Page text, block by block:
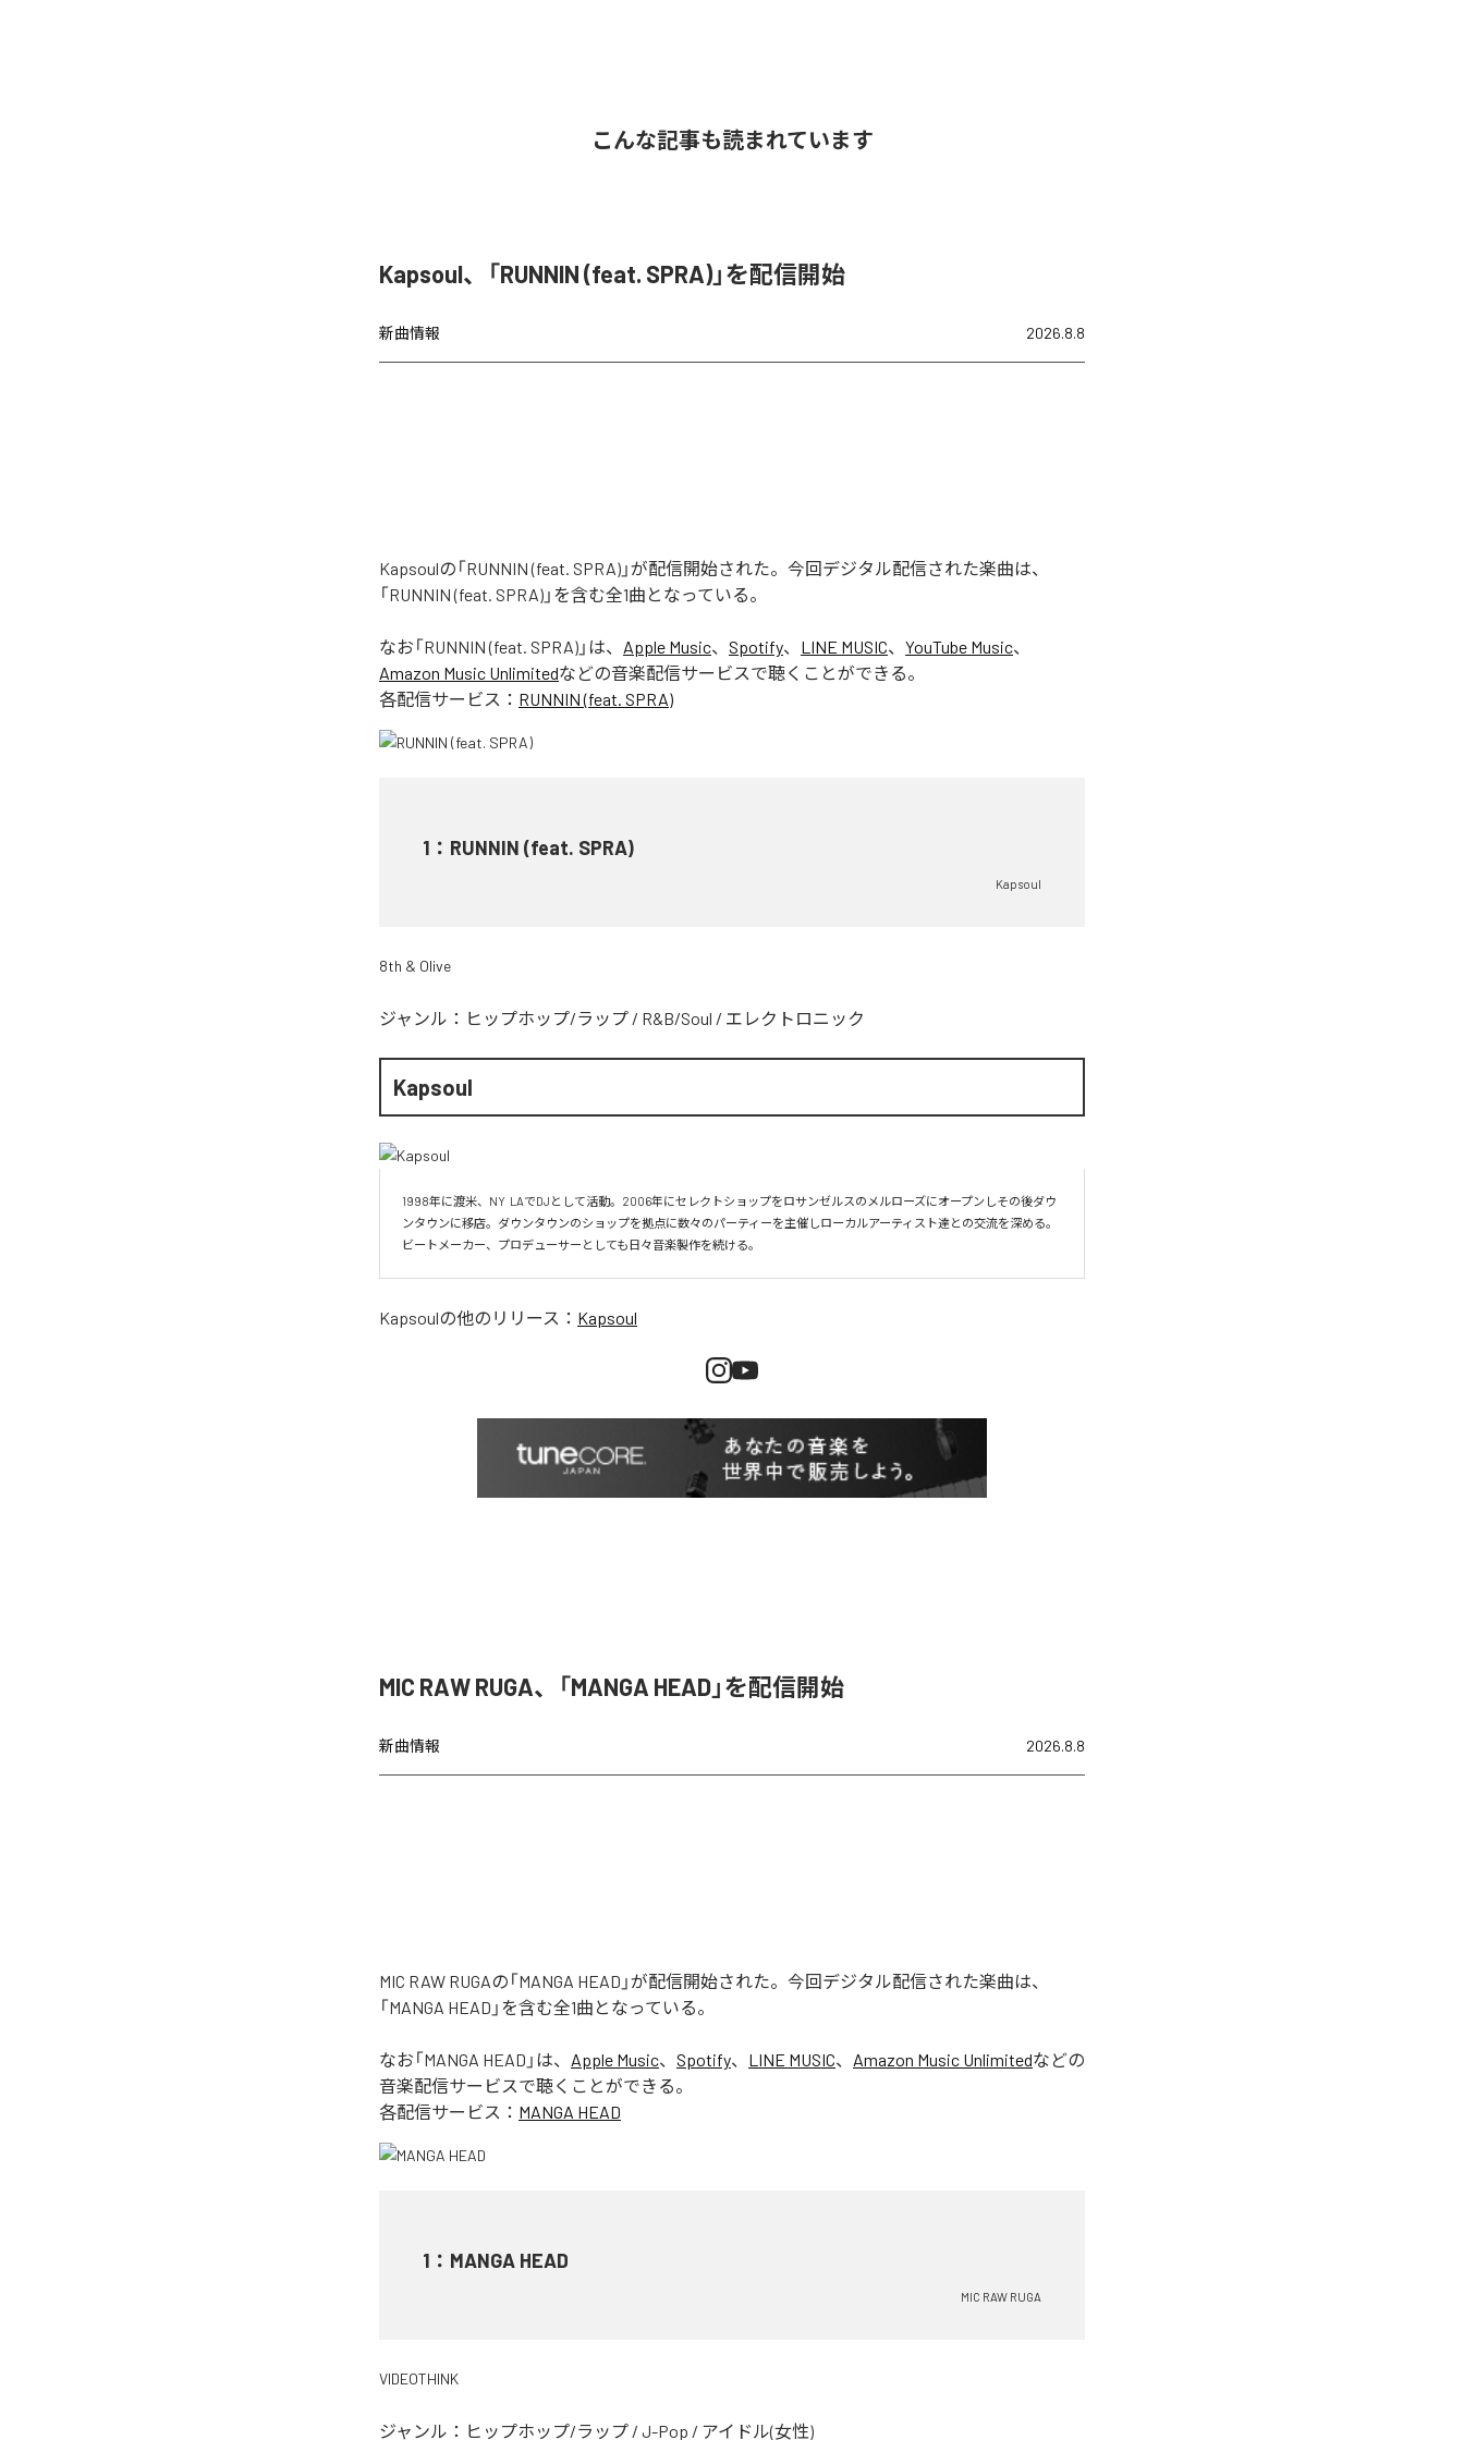
こんな記事も読まれています
Kapsoul、「RUNNIN (feat. SPRA)」を配信開始
新曲情報 2026.8.8
Kapsoulの「RUNNIN (feat. SPRA)」が配信開始された。今回デジタル配信された楽曲は、
「RUNNIN (feat. SPRA)」を含む全1曲となっている。
なお「RUNNIN (feat. SPRA) 」は、 Apple Music、 Spotify、 LINE MUSIC、 YouTube Music、
Amazon Music Unlimitedなどの音楽配信サービスで聴くことができる。
各配信サービス： RUNNIN (feat. SPRA)
1 ： RUNNIN (feat. SPRA)
Kapsoul
8th & Olive
ジャンル： ヒップホップ/ラップ / R&B/Soul / エレクトロニック
Kapsoul
1998年に渡米、NY  LAでDJとして活動。2006年にセレクトショップをロサンゼルスのメルローズにオープンしその後ダウ
ンタウンに移店。ダウンタウンのショップを拠点に数々のパーティーを主催しローカルアーティスト達との交流を深める。
ビートメーカー、プロデューサーとしても日々音楽製作を続ける。
Kapsoulの他のリリース： Kapsoul
MIC RAW RUGA、「MANGA HEAD」を配信開始
新曲情報 2026.8.8
MIC RAW RUGAの「MANGA HEAD」が配信開始された。今回デジタル配信された楽曲は、
「MANGA HEAD」を含む全1曲となっている。
なお「MANGA HEAD 」は、 Apple Music、 Spotify、 LINE MUSIC、 Amazon Music Unlimitedなどの
音楽配信サービスで聴くことができる。
各配信サービス： MANGA HEAD
1 ： MANGA HEAD
MIC RAW RUGA
VIDEOTHINK
ジャンル： ヒップホップ/ラップ / J-Pop / アイドル(女性)